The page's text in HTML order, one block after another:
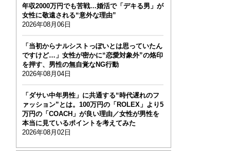
年収2000万円でも苦戦…婚活で「デキる男」が
女性に敬遠される“意外な理由”
2026年08月06日
「当初からナルシストっぽいとは思っていたん
ですけど…」女性が密かに“恋愛対象外”の烙印
を押す、男性の無自覚なNG行動
2026年08月04日
「ダサい中年男性」に共通する“時代遅れのフ
ァッション”とは。100万円の「ROLEX」より5
万円の「COACH」が良い理由／女性が男性を
本当に見ているポイントを考えてみた
2026年08月02日